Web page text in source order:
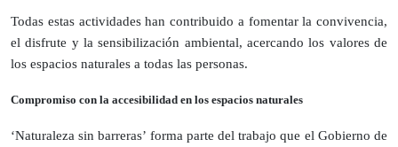
Todas estas actividades han contribuido a fomentar la convivencia,
el disfrute y la sensibilización ambiental, acercando los valores de
los espacios naturales a todas las personas.
Compromiso con la accesibilidad en los espacios naturales
‘Naturaleza sin barreras’ forma parte del trabajo que el Gobierno de